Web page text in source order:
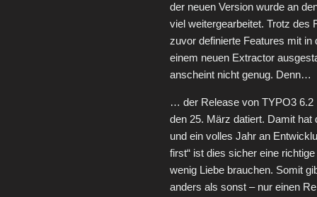
der neuen Version wurde an
viel weitergearbeitet. Trotz des
zuvor definierte Features mit in
einem neuen Extractor
anscheint nicht genug. Denn…
… der Release von TYPO3 6.2
den 25. März datiert. Damit
und ein volles Jahr an
first“ ist dies sicher eine
wenig Liebe brauchen. Somit
anders als sonst – nur einen